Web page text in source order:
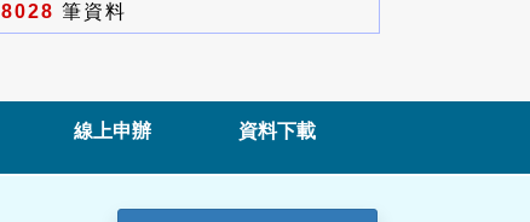
8028 筆資料
線上申辦 資料下載